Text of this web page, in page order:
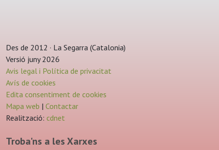
Des de 2012 · La Segarra (Catalonia)
Versió juny 2026
Avis legal i Política de privacitat
Avís de cookies
Edita consentiment de cookies
Mapa web | Contactar
Realització: cdnet
Troba'ns a les Xarxes